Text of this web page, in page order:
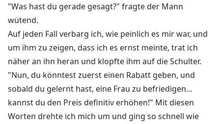
"Was hast du gerade gesagt?" fragte der Mann
wütend.
Auf jeden Fall verbarg ich, wie peinlich es mir war, und
um ihm zu zeigen, dass ich es ernst meinte, trat ich
näher an ihn heran und klopfte ihm auf die Schulter.
"Nun, du könntest zuerst einen Rabatt geben, und
sobald du gelernt hast, eine Frau zu befriedigen...
kannst du den Preis definitiv erhöhen!" Mit diesen
Worten drehte ich mich um und ging so schnell wie